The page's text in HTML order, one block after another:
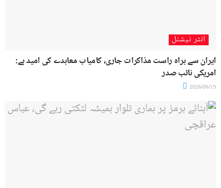
انٹر نیشنل
ایران سے براہ راست مذاکرات جاری، کامیاب معاہدے کی امید ہے:
امریکی نائب صدر
2026/06/15